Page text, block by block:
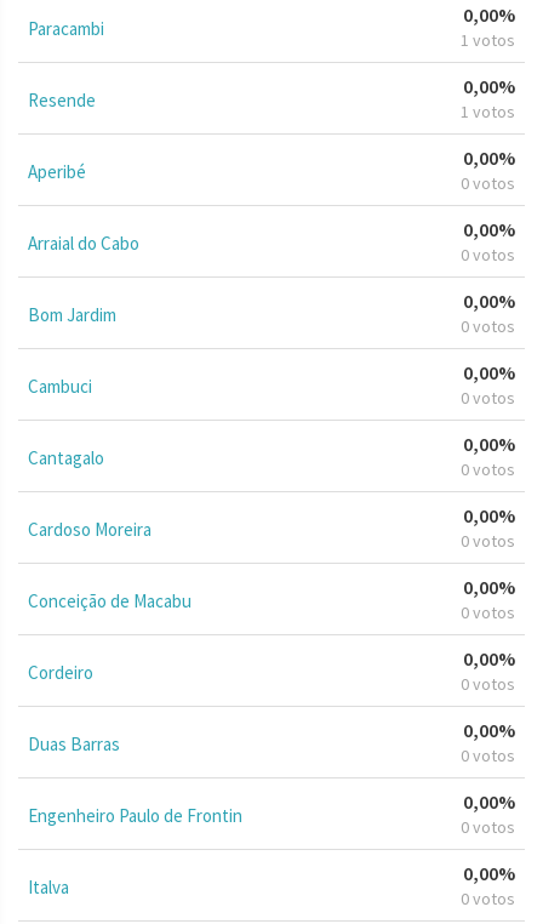
Paracambi
0,00%
1 votos
Resende
0,00%
1 votos
Aperibé
0,00%
0 votos
Arraial do Cabo
0,00%
0 votos
Bom Jardim
0,00%
0 votos
Cambuci
0,00%
0 votos
Cantagalo
0,00%
0 votos
Cardoso Moreira
0,00%
0 votos
Conceição de Macabu
0,00%
0 votos
Cordeiro
0,00%
0 votos
Duas Barras
0,00%
0 votos
Engenheiro Paulo de Frontin
0,00%
0 votos
Italva
0,00%
0 votos